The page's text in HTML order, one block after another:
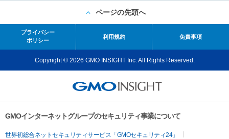
ページの先頭へ
プライバシー
ポリシー
利用規約 免責事項
Copyright © 2026 GMO INSIGHT Inc. All Rights Reserved.
GMOインターネットグループのセキュリティ事業について
世界初総合ネットセキュリティサービス「GMOセキュリティ24」